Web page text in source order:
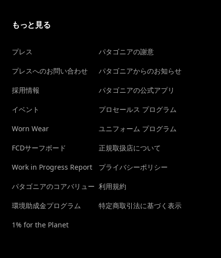
もっと見る
プレス
プレスへのお問い合わせ
採用情報
イベント
Worn Wear
FCDサーフボード
Work in Progress Report
パタゴニアのコアバリュー
環境助成金プログラム
1% for the Planet
パタゴニアの謝意
パタゴニアからのお知らせ
パタゴニアの公式アプリ
プロセールス プログラム
ユニフォーム プログラム
正規取扱店について
プライバシーポリシー
利用規約
特定商取引法に基づく表示